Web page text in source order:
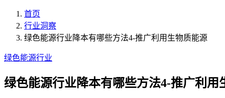
首页
行业洞察
绿色能源行业降本有哪些方法4-推广利用生物质能源
绿色能源行业
绿色能源行业降本有哪些方法4-推广利用